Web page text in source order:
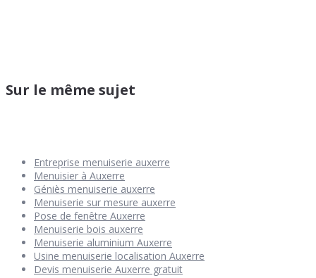
Sur le même sujet
Entreprise menuiserie auxerre
Menuisier à Auxerre
Géniès menuiserie auxerre
Menuiserie sur mesure auxerre
Pose de fenêtre Auxerre
Menuiserie bois auxerre
Menuiserie aluminium Auxerre
Usine menuiserie localisation Auxerre
Devis menuiserie Auxerre gratuit